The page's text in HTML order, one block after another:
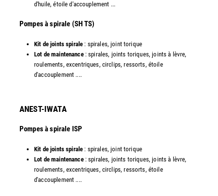
d'huile, étoile d'accouplement ...​
​Pompes à spirale (SH TS)
Kit de joints spirale : spirales, joint torique
Lot de maintenance: spirales, joints toriques, joints à lèvre,
roulements, excentriques, circlips, ressorts, étoile
d'accouplement ....​
ANEST-IWATA
Pompes à spirale ISP
Kit de joints spirale : spirales, joint torique
Lot de maintenance: spirales, joints toriques, joints à lèvre,
roulements, excentriques, circlips, ressorts, étoile
d'accouplement ....